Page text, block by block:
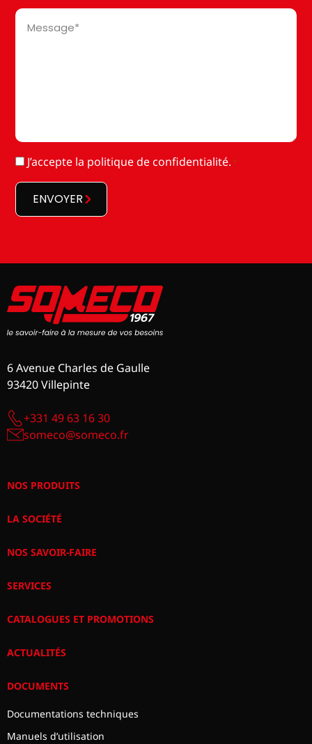
Message
RGPD
J’accepte la politique de confidentialité. *
ENVOYER
6 Avenue Charles de Gaulle
93420 Villepinte
+331 49 63 16 30
someco@someco.fr
NOS PRODUITS
LA SOCIÉTÉ
NOS SAVOIR-FAIRE
SERVICES
CATALOGUES ET PROMOTIONS
ACTUALITÉS
DOCUMENTS
Documentations techniques
Manuels d’utilisation